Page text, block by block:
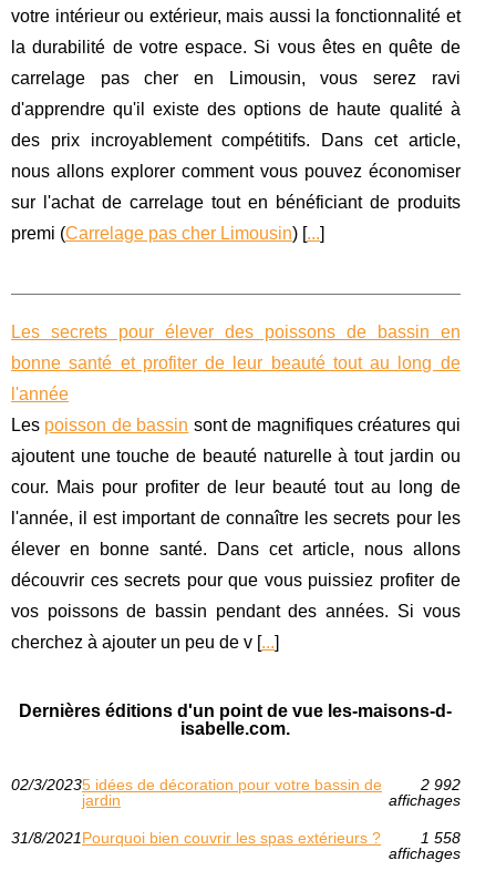
votre intérieur ou extérieur, mais aussi la fonctionnalité et
la durabilité de votre espace. Si vous êtes en quête de
carrelage pas cher en Limousin, vous serez ravi
d'apprendre qu'il existe des options de haute qualité à
des prix incroyablement compétitifs. Dans cet article,
nous allons explorer comment vous pouvez économiser
sur l'achat de carrelage tout en bénéficiant de produits
premi (Carrelage pas cher Limousin) [...]
Les secrets pour élever des poissons de bassin en
bonne santé et profiter de leur beauté tout au long de
l'année
Les poisson de bassin sont de magnifiques créatures qui
ajoutent une touche de beauté naturelle à tout jardin ou
cour. Mais pour profiter de leur beauté tout au long de
l'année, il est important de connaître les secrets pour les
élever en bonne santé. Dans cet article, nous allons
découvrir ces secrets pour que vous puissiez profiter de
vos poissons de bassin pendant des années. Si vous
cherchez à ajouter un peu de v [...]
Dernières éditions d'un point de vue les-maisons-d-
isabelle.com.
02/3/20235 idées de décoration pour votre bassin de
jardin
2 992
affichages
31/8/2021Pourquoi bien couvrir les spas extérieurs ?
1 558
affichages